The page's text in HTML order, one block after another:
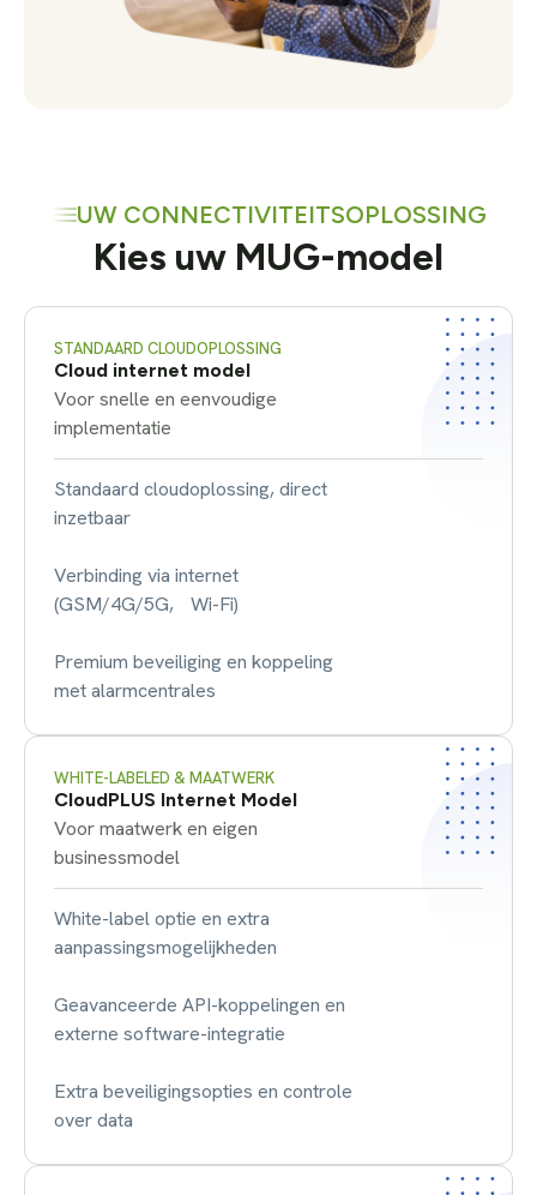
UW CONNECTIVITEITSOPLOSSING
Kies uw MUG-model
STANDAARD CLOUDOPLOSSING
Cloud internet model
Voor snelle en eenvoudige
implementatie
Standaard cloudoplossing, direct
inzetbaar
Verbinding via internet
(GSM/4G/5G, Wi-Fi)
Premium beveiliging en koppeling
met alarmcentrales
WHITE-LABELED & MAATWERK
CloudPLUS Internet Model
Voor maatwerk en eigen
businessmodel
White-label optie en extra
aanpassingsmogelijkheden
Geavanceerde API-koppelingen en
externe software-integratie
Extra beveiligingsopties en controle
over data